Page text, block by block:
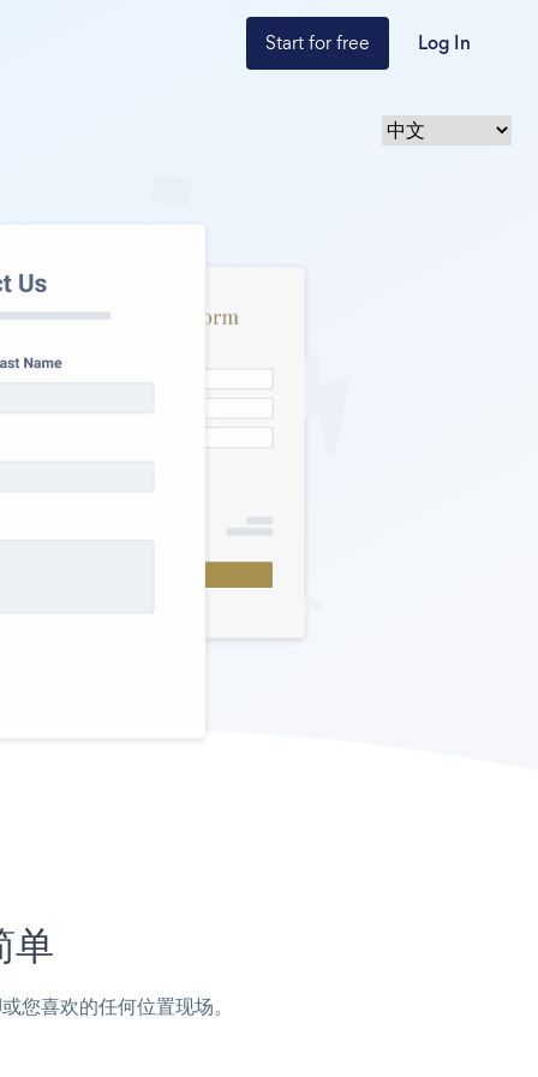
Start for free Log In
单
您喜欢的任何位置现场。